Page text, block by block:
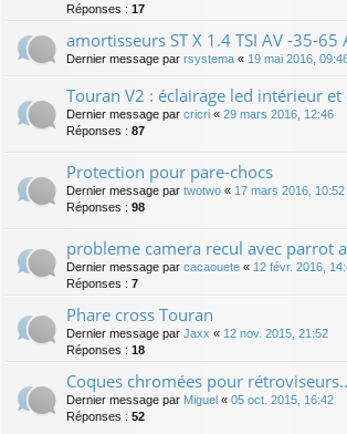
Réponses : 17
amortisseurs ST X 1.4 TSI AV -35-65
Dernier message par rsystema « 19 mai 2016,
Touran V2 : éclairage led intérieur
Dernier message par cricri « 29 mars 2016, 12:46
Réponses : 87
Protection pour pare-chocs
Dernier message par twotwo « 17 mars 2016, 10:52
Réponses : 98
probleme camera recul avec parrot
Dernier message par cacaouete « 12 févr. 2016,
Réponses : 7
Phare cross Touran
Dernier message par Jaxx « 12 nov. 2015, 21:52
Réponses : 18
Coques chromées pour
Dernier message par Miguel « 05 oct. 2015, 16:42
Réponses : 52